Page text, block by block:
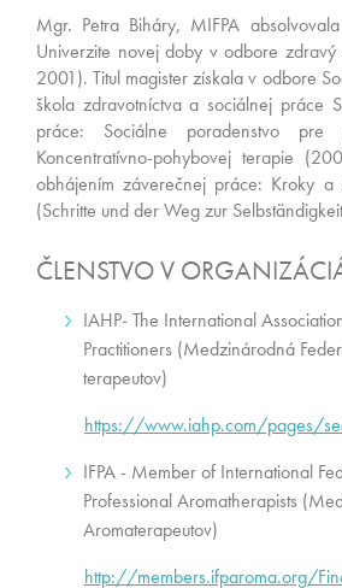
Mgr. Petra Biháry, MIFPA
Univerzite novej doby v odbore
2001). Titul magister získala v odbore
škola zdravotníctva a sociálnej práce
práce: Sociálne poradenstvo pre
Koncentratívno-pohybovej terapie
obhájením záverečnej práce: Kroky a
(Schritte und der Weg zur
ČLENSTVO V
IAHP- The International
Practitioners (Medzinárodná
terapeutov)
https://www.iahp.com/pages/
IFPA - Member of International
Professional Aromatherapists
Aromaterapeutov)
http://members.ifparoma.org/